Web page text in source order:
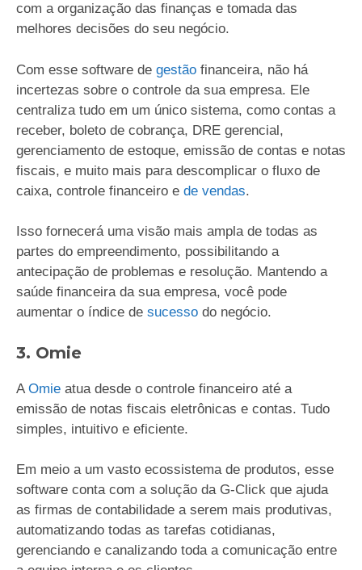
com a organização das finanças e tomada das
melhores decisões do seu negócio.
Com esse software de gestão financeira, não há
incertezas sobre o controle da sua empresa. Ele
centraliza tudo em um único sistema, como contas a
receber, boleto de cobrança, DRE gerencial,
gerenciamento de estoque, emissão de contas e notas
fiscais, e muito mais para descomplicar o fluxo de
caixa, controle financeiro e de vendas.
Isso fornecerá uma visão mais ampla de todas as
partes do empreendimento, possibilitando a
antecipação de problemas e resolução. Mantendo a
saúde financeira da sua empresa, você pode
aumentar o índice de sucesso do negócio.
3. Omie
AOmie atua desde o controle financeiro até a
emissão de notas fiscais eletrônicas e contas. Tudo
simples, intuitivo e eficiente.
Em meio a um vasto ecossistema de produtos, esse
software conta com a solução da G-Click que ajuda
as firmas de contabilidade a serem mais produtivas,
automatizando todas as tarefas cotidianas,
gerenciando e canalizando toda a comunicação entre